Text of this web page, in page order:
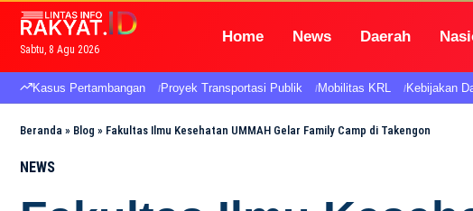
Sabtu, 8 Agu 2026
Home News Daerah
Kasus Pertambangan Proyek Transportasi Publik Mobilitas KRL Kebijakan
Beranda » Blog » Fakultas Ilmu Kesehatan UMMAH Gelar Family Camp di Takengon
NEWS